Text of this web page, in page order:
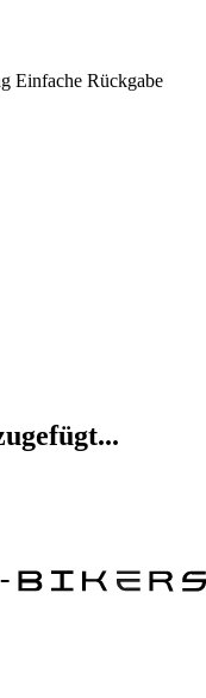
Einfache Rückgabe